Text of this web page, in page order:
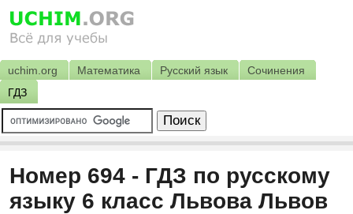
uchim.org Математика Русский язык
Сочинения
ГДЗ
Номер 694 - ГДЗ по русскому
языку 6 класс Львова Львов